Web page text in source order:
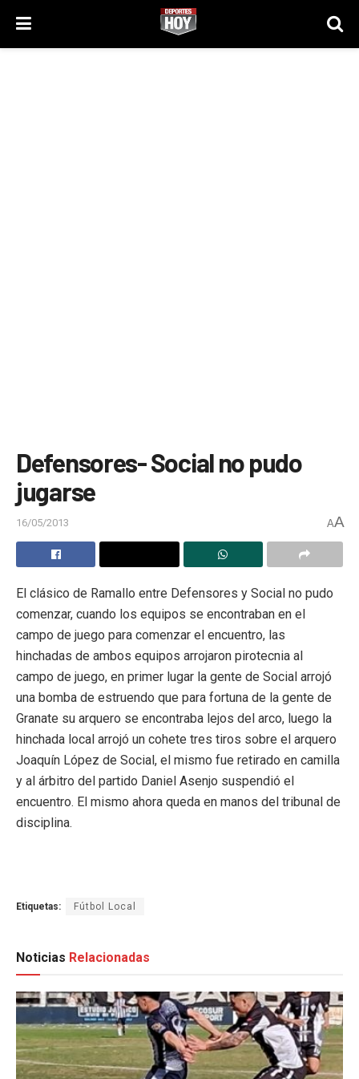
Defensores- Social no pudo
jugarse
16/05/2013 AA
El clásico de Ramallo entre Defensores y Social no pudo
comenzar, cuando los equipos se encontraban en el
campo de juego para comenzar el encuentro, las
hinchadas de ambos equipos arrojaron pirotecnia al
campo de juego, en primer lugar la gente de Social arrojó
una bomba de estruendo que para fortuna de la gente de
Granate su arquero se encontraba lejos del arco, luego la
hinchada local arrojó un cohete tres tiros sobre el arquero
Joaquín López de Social, el mismo fue retirado en camilla
y al árbitro del partido Daniel Asenjo suspendió el
encuentro. El mismo ahora queda en manos del tribunal de
disciplina.
Etiquetas: Fútbol Local
Noticias Relacionadas